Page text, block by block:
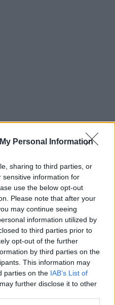
Personal Information
sharing to third parties, or
sensitive information for
use the below opt-out
Please note that after your
may continue seeing
information utilized by
to third parties prior to
opt-out of the further
by third parties on the
This information may
parties on the IAB’s List of
further disclose it to other